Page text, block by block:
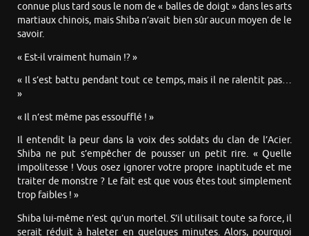
connue plus tard sous le nom de « balles de doigt » dans les arts
martiaux chinois, mais Shiba n’avait bien sûr aucun moyen de le
savoir.
« Est-il vraiment humain !? »
« Il s’est battu pendant tout ce temps, mais il ne ralentit pas…
»
« Il n’est même pas essoufflé ! »
Il entendit la peur dans la voix des soldats du clan de l’Acier.
Shiba ne put s’empêcher de pousser un petit rire. « Quelle
impolitesse ! Vous osez ignorer votre propre inaptitude et me
traiter de monstre ? Le fait est que vous êtes tout simplement
trop faibles ! »
Shiba lui-même n’est qu’un mortel. S’il utilisait toute sa force, il
serait réduit à haleter en quelques minutes. Alors, pourquoi